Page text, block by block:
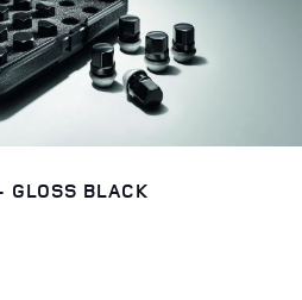
GLOSS BLACK